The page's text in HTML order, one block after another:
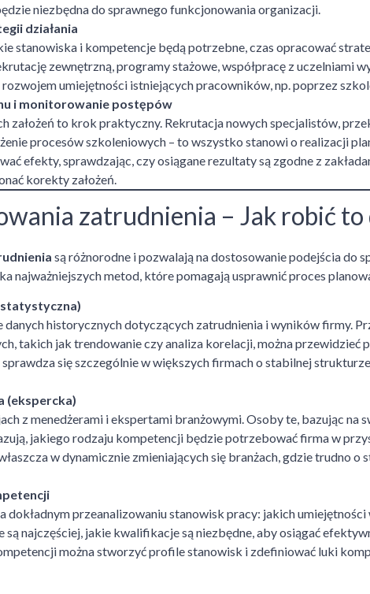
niezbędna do sprawnego funkcjonowania organizacji.
działania
stanowiska i kompetencje będą potrzebne, czas opracować
zewnętrzną, programy stażowe, współpracę z uczelniami
rozwojem umiejętności istniejących pracowników, np. poprzez
i monitorowanie postępów
założeń to krok praktyczny. Rekrutacja nowych specjalistów,
procesów szkoleniowych – to wszystko stanowi o realizacji
efekty, sprawdzając, czy osiągane rezultaty są zgodne z
korekty założeń.
zatrudnienia – Jak robić to
są różnorodne i pozwalają na dostosowanie podejścia do
najważniejszych metod, które pomagają usprawnić proces
danych historycznych dotyczących zatrudnienia i wyników firmy.
takich jak trendowanie czy analiza korelacji, można przewidzieć
się szczególnie w większych firmach o stabilnej
(ekspercka)
z menedżerami i ekspertami branżowymi. Osoby te, bazując na
jakiego rodzaju kompetencji będzie potrzebować firma w
w dynamicznie zmieniających się branżach, gdzie trudno o
dokładnym przeanalizowaniu stanowisk pracy: jakich
są najczęściej, jakie kwalifikacje są niezbędne, aby osiągać
można stworzyć profile stanowisk i zdefiniować luki